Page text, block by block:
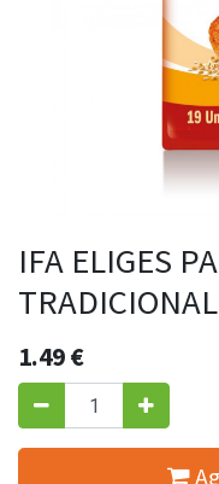
IFA ELIGES
1.49€